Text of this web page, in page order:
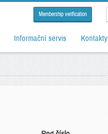
Membership verification
Informační servis Kontakty